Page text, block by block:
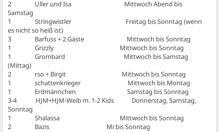
2 Uller und Isa Mittwoch Abend bis
Samstag
1 Stringwistler Freitag bis Sonntag (wenn
es nicht so heiß ist)
3 Barfuss + 2 Gäste Mittwoch bis Sonntag
1 Grizzly Mittwoch bis Sonntag
1 Grombard Mittwoch bis Samstag
(Mittag)
2 rso + Birgit Mittwoch bis Sonntag
1 schattenkrieger Mittwoch bis Montag
1 Erdmännchen Samstag bis Sonntag
3-4 HJM+HJM-Weib m. 1-2 Kids Donnerstag, Samstag,
Sonntag
1 Shalassa Mittwoch bis Sonntag
2 Bazis Mi bis Sonntag